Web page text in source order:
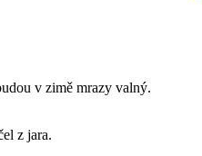
v zimě mrazy valný.
z jara.